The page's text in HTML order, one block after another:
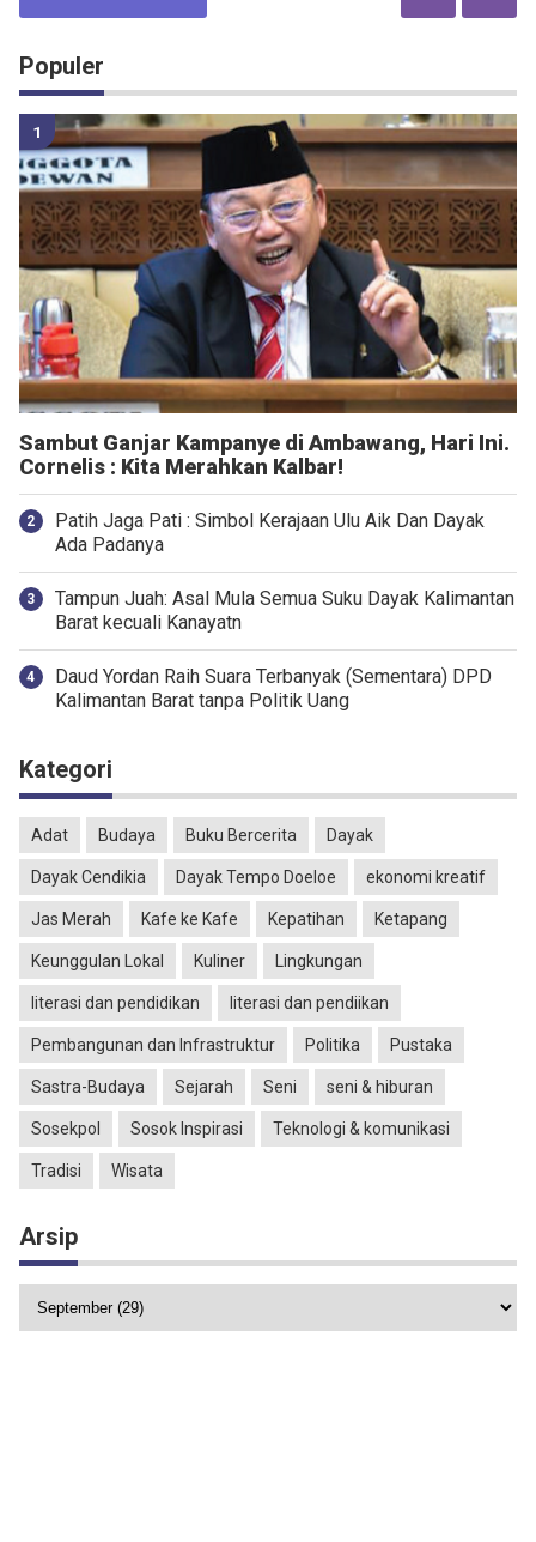
Populer
Sambut Ganjar Kampanye di Ambawang, Hari Ini.
Cornelis : Kita Merahkan Kalbar!
Patih Jaga Pati : Simbol Kerajaan Ulu Aik Dan Dayak
Ada Padanya
Tampun Juah: Asal Mula Semua Suku Dayak Kalimantan
Barat kecuali Kanayatn
Daud Yordan Raih Suara Terbanyak (Sementara) DPD
Kalimantan Barat tanpa Politik Uang
Kategori
Adat Budaya Buku Bercerita Dayak
Dayak Cendikia Dayak Tempo Doeloe ekonomi kreatif
Jas Merah Kafe ke Kafe Kepatihan Ketapang
Keunggulan Lokal Kuliner Lingkungan
literasi dan pendidikan literasi dan pendiikan
Pembangunan dan Infrastruktur Politika Pustaka
Sastra-Budaya Sejarah Seni seni & hiburan
Sosekpol Sosok Inspirasi Teknologi & komunikasi
Tradisi Wisata
Arsip